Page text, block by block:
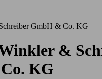
GmbH & Co. KG
&
KG